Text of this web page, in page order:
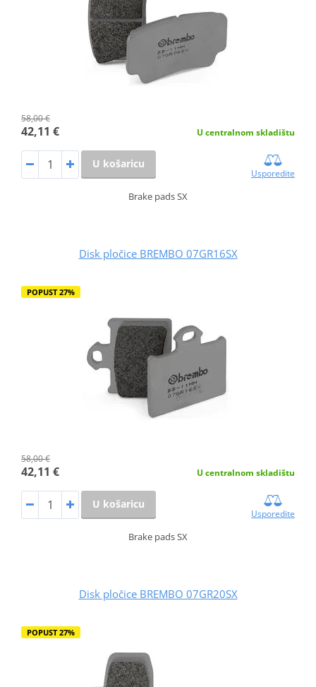
58,00 €
42,11 € U centralnom skladištu
U košaricu
Usporedite
Brake pads SX
Disk pločice BREMBO 07GR16SX
POPUST 27%
58,00 €
42,11 € U centralnom skladištu
U košaricu
Usporedite
Brake pads SX
Disk pločice BREMBO 07GR20SX
POPUST 27%